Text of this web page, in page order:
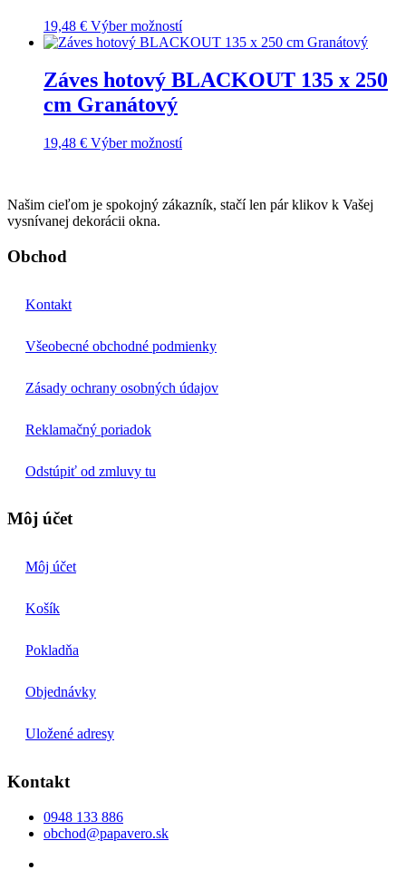
19,48 € Výber možností
Záves hotový BLACKOUT 135 x 250
cm Granátový
19,48 € Výber možností
Našim cieľom je spokojný zákazník, stačí len pár klikov k Vašej
vysnívanej dekorácii okna.
Obchod
Kontakt
Všeobecné obchodné podmienky
Zásady ochrany osobných údajov
Reklamačný poriadok
Odstúpiť od zmluvy tu
Môj účet
Môj účet
Košík
Pokladňa
Objednávky
Uložené adresy
Kontakt
0948 133 886
obchod@papavero.sk